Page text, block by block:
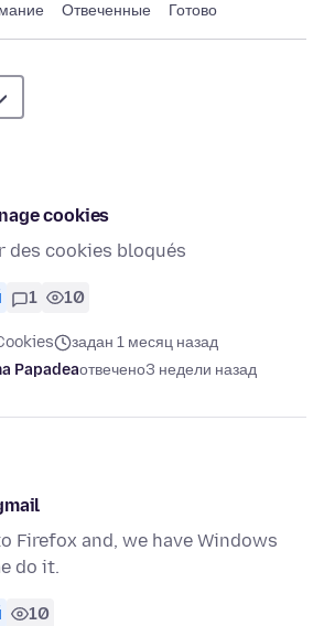
Отвеченные Готово
cookies
des cookies bloqués
1 10
задан 1 месяц назад
Papadeaотвечено3 недели назад
Firefox and, we have Windows
do it.
10